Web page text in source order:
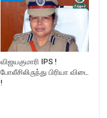
விஜயகுமாரி IPS !
போலீசிலிருந்து பிரியா விடை
!